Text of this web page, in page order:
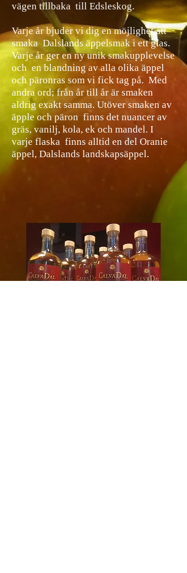
vägen tillbaka till Edsleskog.
Varje år bjuder vi dig en möjlighet att
smaka Dalslands äppelsmak i ett glas.
Varje år ger en ny unik smakupplevelse
och en blandning av alla olika äppel
och päronras som vi fick tag på. Med
andra ord; från år till år är smaken
aldrig exakt samma. Utöver smaken av
äpple och päron finns det nuancer av
gräs, vanilj, kola, ek och mandel. I
varje flaska finns alltid en del Oranie
äppel, Dalslands landskapsäppel.